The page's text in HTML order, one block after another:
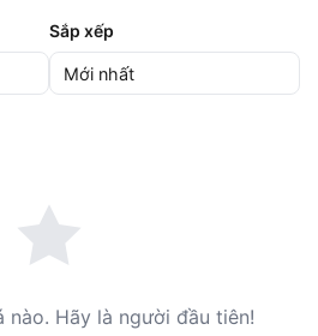
Sắp xếp
nào. Hãy là người đầu tiên!